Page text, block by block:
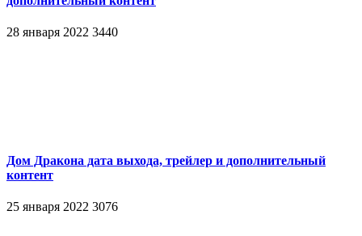
28 января 2022 3440
Дом Дракона дата выхода, трейлер и дополнительный
контент
25 января 2022 3076